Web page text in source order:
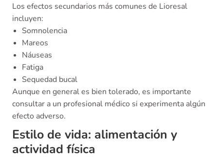
Los efectos secundarios más comunes de Lioresal
incluyen:
Somnolencia
Mareos
Náuseas
Fatiga
Sequedad bucal
Aunque en general es bien tolerado, es importante
consultar a un profesional médico si experimenta algún
efecto adverso.
Estilo de vida: alimentación y
actividad física